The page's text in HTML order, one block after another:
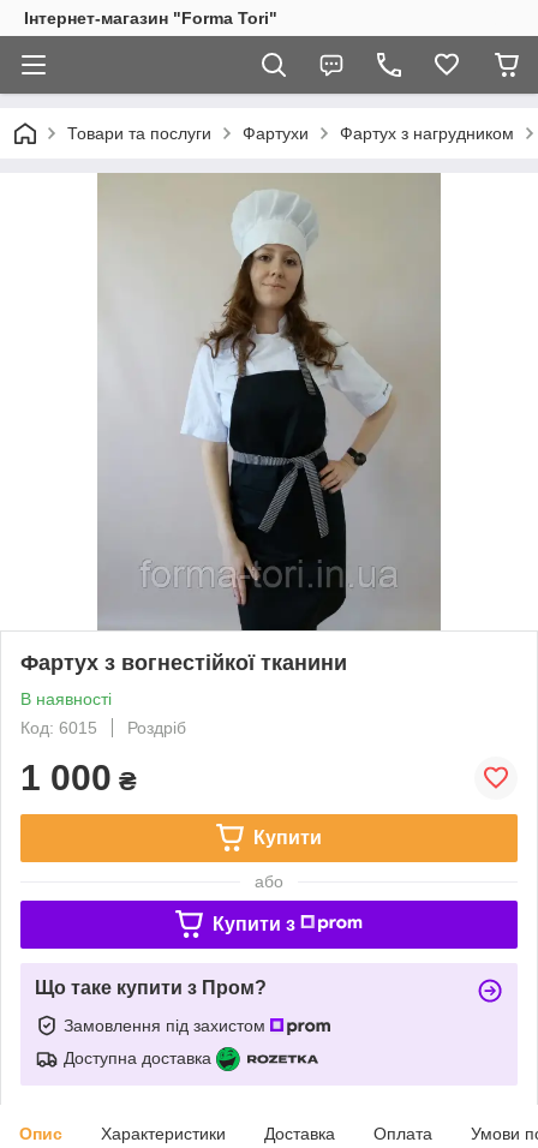
Інтернет-магазин "Forma Tori"
Товари та послуги Фартухи Фартух з нагрудником
Фартух з вогнестійкої тканини
В наявності
Код: 6015
Роздріб
1 000 ₴
Купити
або
Купити з
Що таке купити з Пром?
Замовлення під захистом
Доступна доставка
Опис Характеристики Доставка Оплата Умови